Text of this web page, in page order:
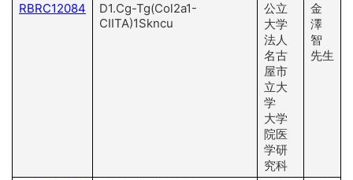
RBRC12084
D1.Cg-Tg(Col2a1-
CIITA)1Skncu
公立
大学
法人
名古
屋市
立大
学
大学
院医
学研
究科
金
澤
智
先生